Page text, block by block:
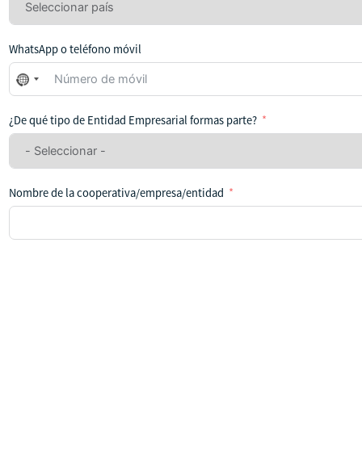
WhatsApp o teléfono móvil
No
se
seleccionado
ningún
¿De qué tipo de Entidad Empresarial formas parte?
Nombre de la cooperativa/empresa/entidad